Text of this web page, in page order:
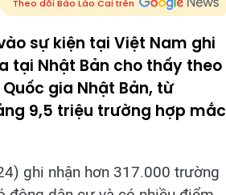
Theo dõi Báo Lào Cai trên
sự kiện tại Việt Nam ghi
tại Nhật Bản cho thấy theo
gia Nhật Bản, từ
9,5 triệu trường hợp mắc
ghi nhận hơn 317.000 trường